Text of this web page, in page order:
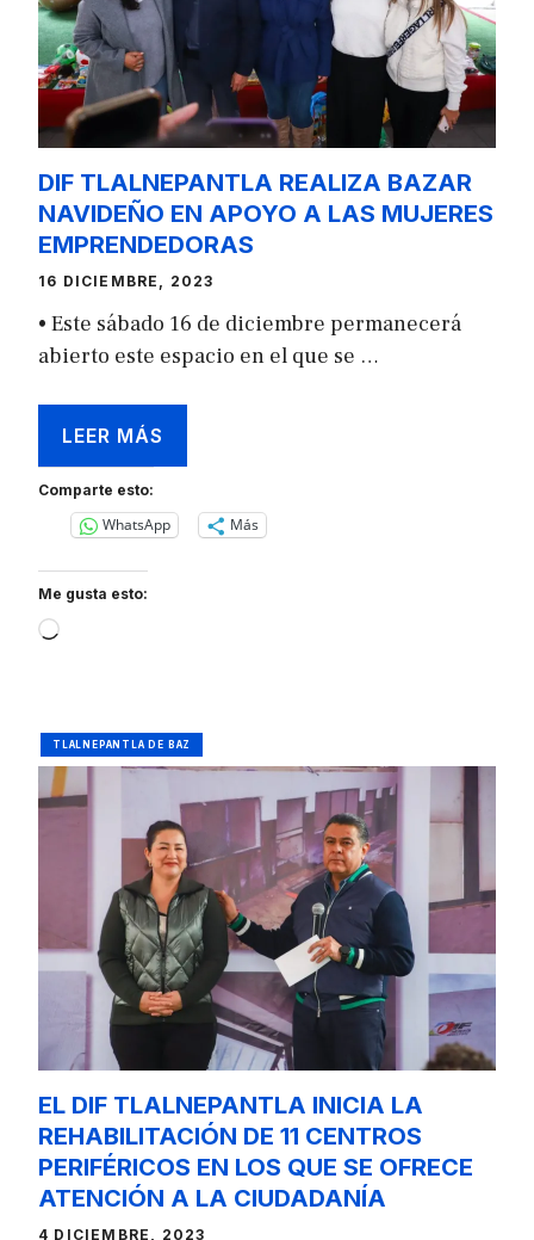
DIF TLALNEPANTLA REALIZA BAZAR
NAVIDEÑO EN APOYO A LAS MUJERES
EMPRENDEDORAS
16 DICIEMBRE, 2023
• Este sábado 16 de diciembre permanecerá
abierto este espacio en el que se …
LEER MÁS
Comparte esto:
WhatsApp Más
Me gusta esto:
Loading…
TLALNEPANTLA DE BAZ
EL DIF TLALNEPANTLA INICIA LA
REHABILITACIÓN DE 11 CENTROS
PERIFÉRICOS EN LOS QUE SE OFRECE
ATENCIÓN A LA CIUDADANÍA
4 DICIEMBRE, 2023